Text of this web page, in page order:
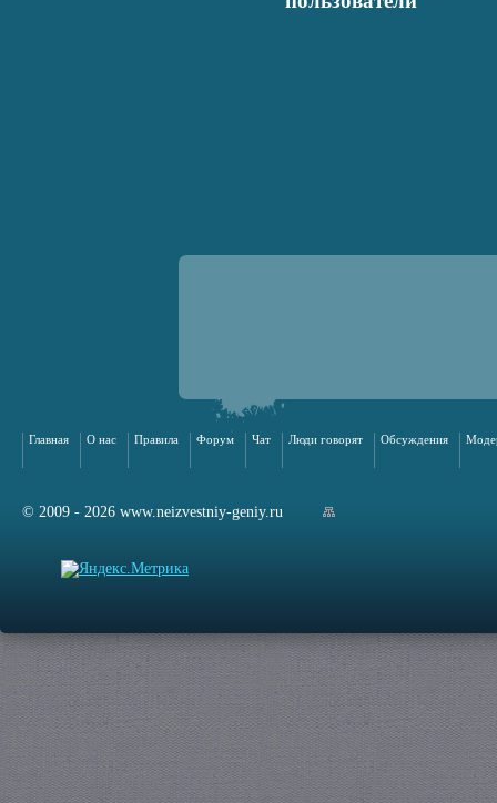
Главная О нас Правила Форум Чат Люди говорят Обсуждения
© 2009 - 2026 www.neizvestniy-geniy.ru
сайта